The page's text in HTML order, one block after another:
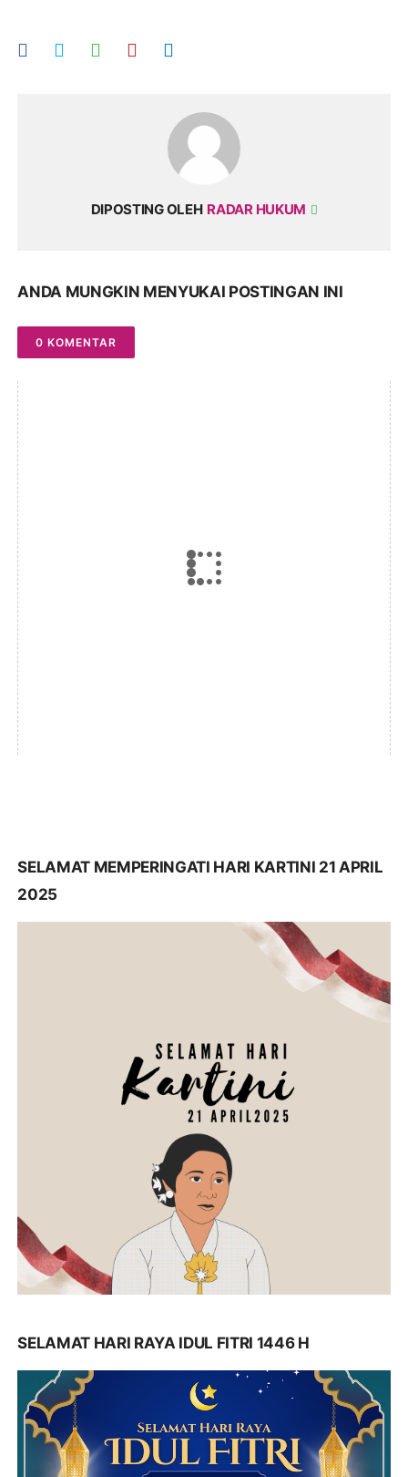
DIPOSTING OLEH RADAR HUKUM
ANDA MUNGKIN MENYUKAI POSTINGAN INI
0 KOMENTAR
SELAMAT MEMPERINGATI HARI KARTINI 21 APRIL
2025
SELAMAT HARI RAYA IDUL FITRI 1446 H